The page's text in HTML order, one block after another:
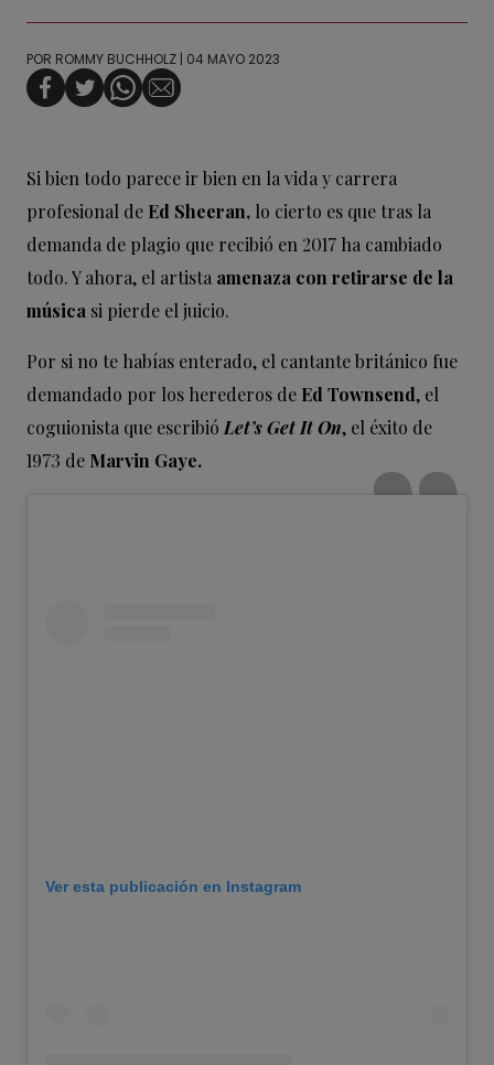
POR ROMMY BUCHHOLZ | 04 MAYO 2023
Si bien todo parece ir bien en la vida y carrera
profesional de Ed Sheeran, lo cierto es que tras la
demanda de plagio que recibió en 2017 ha cambiado
todo. Y ahora, el artista amenaza con retirarse de la
música si pierde el juicio.
Por si no te habías enterado, el cantante británico fue
demandado por los herederos de Ed Townsend, el
coguionista que escribióLet’s Get It On, el éxito de
1973 de Marvin Gaye.
Ver esta publicación en Instagram